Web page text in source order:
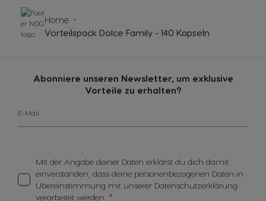
Abonniere unseren Newsletter, um exklusive
Vorteile zu erhalten?
E-Mail
Mit der Angabe deiner Daten erklärst du dich damit
einverstanden, dass deine personenbezogenen Daten in
Übereinstimmung mit unserer Datenschutzerklärung
verarbeitet werden.
Home
Vorteilspack Dolce Family - 140 Kapseln